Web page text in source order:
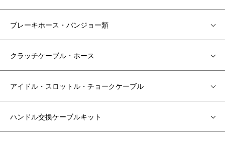
ブレーキホース・バンジョー類
クラッチケーブル・ホース
アイドル・スロットル・チョークケーブル
ハンドル交換ケーブルキット